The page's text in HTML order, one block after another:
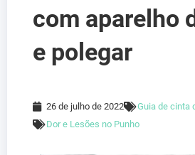
com aparelho
e polegar
26 de julho de 2022
Guia de cinta
Dor e Lesões no Punho